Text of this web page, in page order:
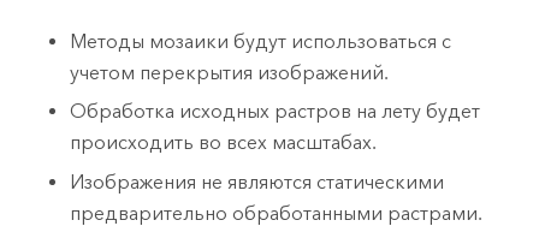
Методы мозаики будут использоваться с
учетом перекрытия изображений.
Обработка исходных растров на лету будет
происходить во всех масштабах.
Изображения не являются статическими
предварительно обработанными растрами.